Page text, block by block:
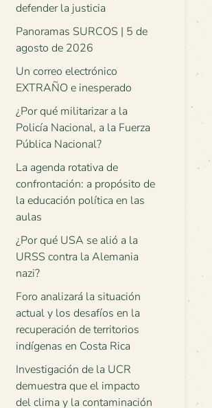
defender la justicia
Panoramas SURCOS | 5 de
agosto de 2026
Un correo electrónico
EXTRAÑO e inesperado
¿Por qué militarizar a la
Policía Nacional, a la Fuerza
Pública Nacional?
La agenda rotativa de
confrontación: a propósito de
la educación política en las
aulas
¿Por qué USA se alió a la
URSS contra la Alemania
nazi?
Foro analizará la situación
actual y los desafíos en la
recuperación de territorios
indígenas en Costa Rica
Investigación de la UCR
demuestra que el impacto
del clima y la contaminación